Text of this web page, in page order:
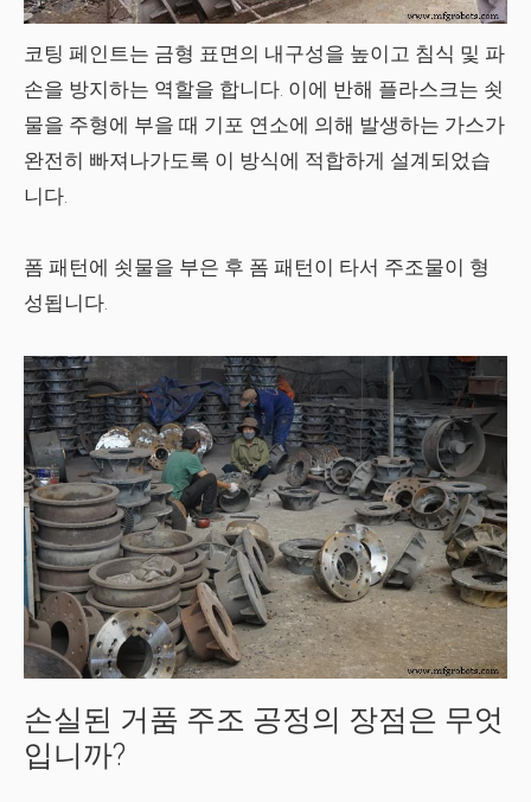
코팅 페인트는 금형 표면의 내구성을 높이고 침식 및 파
손을 방지하는 역할을 합니다. 이에 반해 플라스크는 쇳
물을 주형에 부을 때 기포 연소에 의해 발생하는 가스가
완전히 빠져나가도록 이 방식에 적합하게 설계되었습
니다.
폼 패턴에 쇳물을 부은 후 폼 패턴이 타서 주조물이 형
성됩니다.
손실된 거품 주조 공정의 장점은 무엇
입니까?